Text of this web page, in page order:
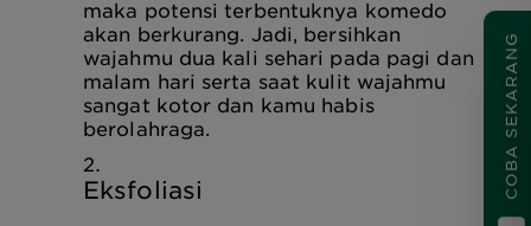
maka potensi terbentuknya komedo
akan berkurang. Jadi, bersihkan
wajahmu dua kali sehari pada pagi dan
malam hari serta saat kulit wajahmu
sangat kotor dan kamu habis
berolahraga.
Eksfoliasi COBA SEKARANG